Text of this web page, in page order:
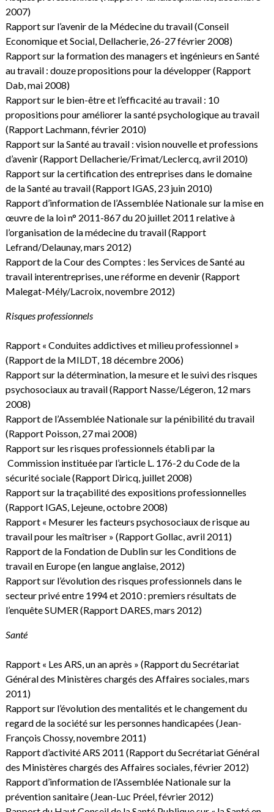
2007)
Rapport sur l’avenir de la Médecine du travail(Conseil
Economique et Social, Dellacherie, 26-27 février 2008)
Rapport sur la formation des managers et ingénieurs en Santé
au travail : douze propositions pour la développer(Rapport
Dab, mai 2008)
Rapport sur le bien-être et l’efficacité au travail : 10
propositions pour améliorer la santé psychologique au travail
(Rapport Lachmann, février 2010)
Rapport sur la Santé au travail : vision nouvelle et professions
d’avenir(Rapport Dellacherie/Frimat/Leclercq, avril 2010)
Rapport sur la certification des entreprises dans le domaine
de la Santé au travail(Rapport IGAS, 23 juin 2010)
Rapport d’information de l’Assemblée Nationale sur la mise en
œuvre de la loi n° 2011-867 du 20 juillet 2011 relative à
l’organisation de la médecine du travail(Rapport
Lefrand/Delaunay, mars 2012)
Rapport de la Cour des Comptes : les Services de Santé au
travail interentreprises, une réforme en devenir(Rapport
Malegat-Mély/Lacroix, novembre 2012)
Risques professionnels
Rapport « Conduites addictives et milieu professionnel »
(Rapport de la MILDT, 18 décembre 2006)
Rapport sur la détermination, la mesure et le suivi des risques
psychosociaux au travail(Rapport Nasse/Légeron, 12 mars
2008)
Rapport de l’Assemblée Nationale sur la pénibilité du travail
(Rapport Poisson, 27 mai 2008)
Rapport sur les risques professionnels établi par la
Commission instituée par l’article L. 176-2 du Code de la
sécurité sociale(Rapport Diricq, juillet 2008)
Rapport sur la traçabilité des expositions professionnelles
(Rapport IGAS, Lejeune, octobre 2008)
Rapport « Mesurer les facteurs psychosociaux de risque au
travail pour les maîtriser » (Rapport Gollac, avril 2011)
Rapport de la Fondation de Dublin sur les Conditions de
travail en Europe(en langue anglaise, 2012)
Rapport sur l’évolution des risques professionnels dans le
secteur privé entre 1994 et 2010 : premiers résultats de
l’enquête SUMER (Rapport DARES, mars 2012)
Santé
Rapport « Les ARS, un an après » (Rapport du Secrétariat
Général des Ministères chargés des Affaires sociales, mars
2011)
Rapport sur l’évolution des mentalités et le changement du
regard de la société sur les personnes handicapées (Jean-
François Chossy, novembre 2011)
Rapport d’activité ARS 2011 (Rapport du Secrétariat Général
des Ministères chargés des Affaires sociales, février 2012)
Rapport d’information de l’Assemblée Nationale sur la
prévention sanitaire(Jean-Luc Préel, février 2012)